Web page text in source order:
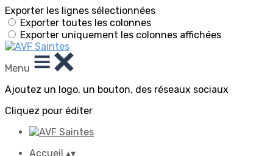
Exporter les lignes sélectionnées
Exporter toutes les colonnes
Exporter uniquement les colonnes affichées
Menu
Ajoutez un logo, un bouton, des réseaux sociaux
Cliquez pour éditer
Accueil ▴▾